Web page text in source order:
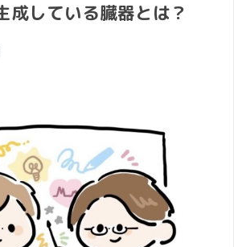
成している臓器とは？